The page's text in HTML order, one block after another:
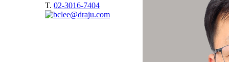
T. 02-3016-7404